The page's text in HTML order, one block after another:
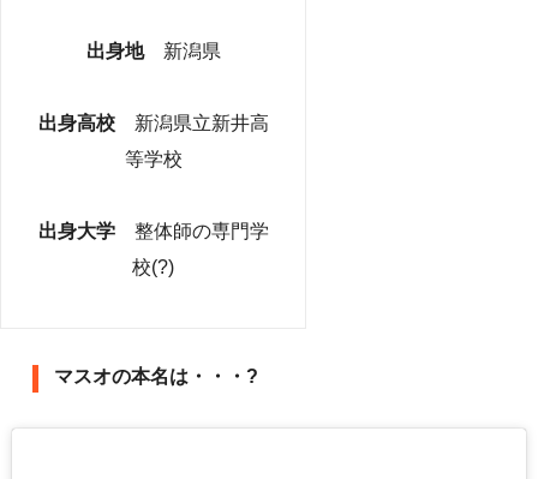
出身地 新潟県
出身高校 新潟県立新井高
等学校
出身大学 整体師の専門学
校(?)
マスオの本名は・・・?